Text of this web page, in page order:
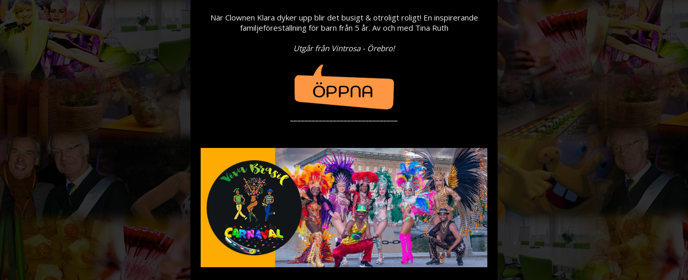
När Clownen Klara dyker upp blir det busigt & otroligt roligt! En inspirerande
familjeföreställning för barn från 5 år. Av och med Tina Ruth
Utgår från Vintrosa - Örebro!